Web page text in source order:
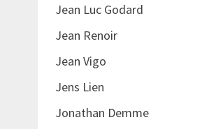
Jean Luc Godard
Jean Renoir
Jean Vigo
Jens Lien
Jonathan Demme